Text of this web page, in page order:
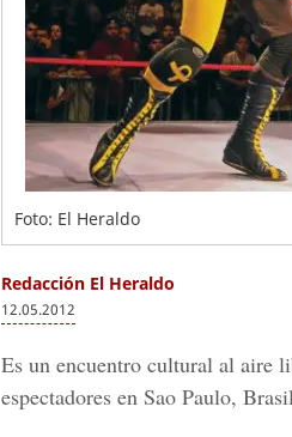
Foto: El Heraldo
Redacción El Heraldo
12.05.2012
Es un encuentro cultural al aire
espectadores en Sao Paulo,